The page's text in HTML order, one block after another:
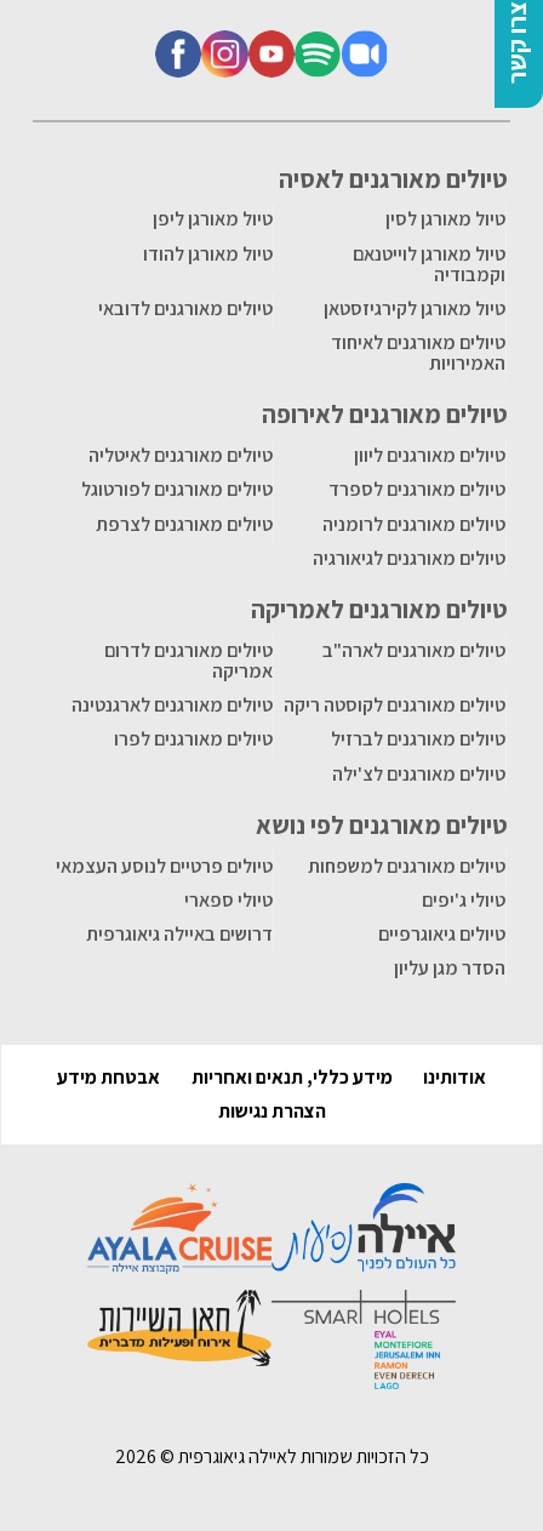
צרו קשר
טיולים מאורגנים לאסיה
טיול מאורגן לסין
טיול מאורגן ליפן
טיול מאורגן לוייטנאם
וקמבודיה
טיול מאורגן להודו
טיול מאורגן לקירגיזסטאן
טיולים מאורגנים לדובאי
טיולים מאורגנים לאיחוד
האמירויות
טיולים מאורגנים לאירופה
טיולים מאורגנים ליוון
טיולים מאורגנים לאיטליה
טיולים מאורגנים לספרד
טיולים מאורגנים לפורטוגל
טיולים מאורגנים לרומניה
טיולים מאורגנים לצרפת
טיולים מאורגנים לגיאורגיה
טיולים מאורגנים לאמריקה
טיולים מאורגנים לארה"ב
טיולים מאורגנים לדרום
אמריקה
טיולים מאורגנים לקוסטה ריקה טיולים מאורגנים לארגנטינה
טיולים מאורגנים לברזיל
טיולים מאורגנים לפרו
טיולים מאורגנים לצ'ילה
טיולים מאורגנים לפי נושא
טיולים מאורגנים למשפחות
טיולים פרטיים לנוסע העצמאי
טיולי ג'יפים
טיולי ספארי
טיולים גיאוגרפיים
דרושים באיילה גיאוגרפית
הסדר מגן עליון
אודותינו מידע כללי, תנאים ואחריות
אבטחת מידע
הצהרת נגישות
כל הזכויות שמורות לאיילה גיאוגרפית ©2026